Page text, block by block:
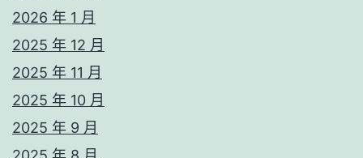
2026 年 1 月
2025 年 12 月
2025 年 11 月
2025 年 10 月
2025 年 9 月